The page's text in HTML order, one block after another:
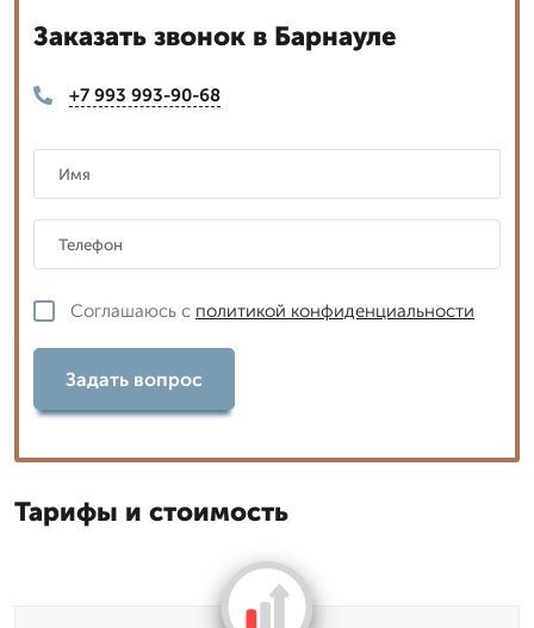
Заказать звонок в Барнауле
+7 993 993-90-68
Соглашаюсь с политикой конфиденциальности
Задать вопрос
Тарифы и стоимость